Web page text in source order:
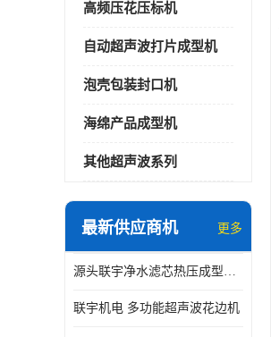
高频压花压标机
自动超声波打片成型机
泡壳包装封口机
海绵产品成型机
其他超声波系列
最新供应商机 更多
源头联宇净水滤芯热压成型机器 超声波大功率封边机
联宇机电 多功能超声波花边机